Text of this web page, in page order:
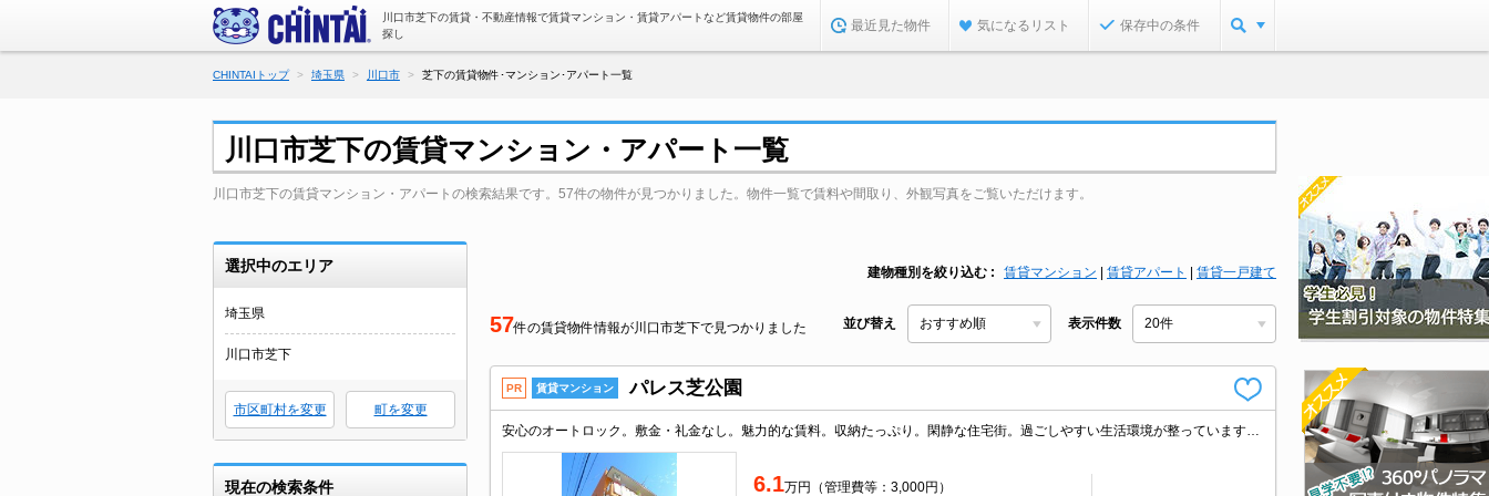
川口市芝下の賃貸・不動産情報で賃貸マンション・賃貸アパートなど賃貸物件の部屋
探し
最近見た物件 気になるリスト 保存中の条件
CHINTAIトップ 埼玉県 川口市 芝下の賃貸物件･マンション･アパート一覧
川口市芝下の賃貸マンション・アパート一覧
川口市芝下の賃貸マンション・アパートの検索結果です。57件の物件が見つかりました。物件一覧で賃料や間取り、外観写真をご覧いただけます。
選択中のエリア
埼玉県
川口市芝下
市区町村を変更 町を変更
現在の検索条件
建物種別を絞り込む 賃貸マンション 賃貸アパート 賃貸一戸建て
57件の賃貸物件情報が川口市芝下で見つかりました 並び替え 表示件数
PR 賃貸マンション パレス芝公園
6.1万円（管理費等：3,000円）